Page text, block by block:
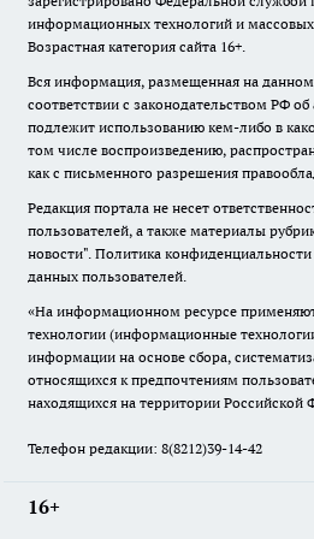
информационных технологий и
Возрастная категория сайта 16+.
Вся информация, размещенная на данном
соответствии с законодательством РФ
подлежит использованию кем-либо в
том числе воспроизведению,
как с письменного разрешения
Редакция портала не несет
пользователей, а также материалы
новости". Политика
данных пользователей.
«На информационном ресурсе
технологии (информационные
информации на основе сбора,
относящихся к предпочтениям
находящихся на территории Российской
Телефон редакции: 8(8212)39-14-42
16+